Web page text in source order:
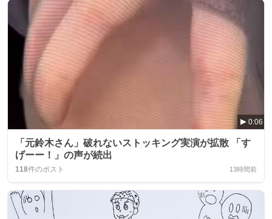
0:06
「元鈴木さん」破れないストッキング実演が拡散 「す
げーー！」の声が続出
118件のポスト 13時間前